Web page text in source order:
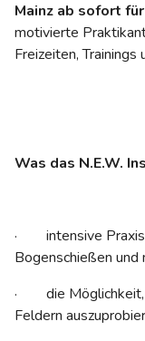
Mainz ab sofort
motivierte
Freizeiten, Trainings
Was das N.E.W.
· intensive
Bogenschießen und
· die Möglichkeit,
Feldern